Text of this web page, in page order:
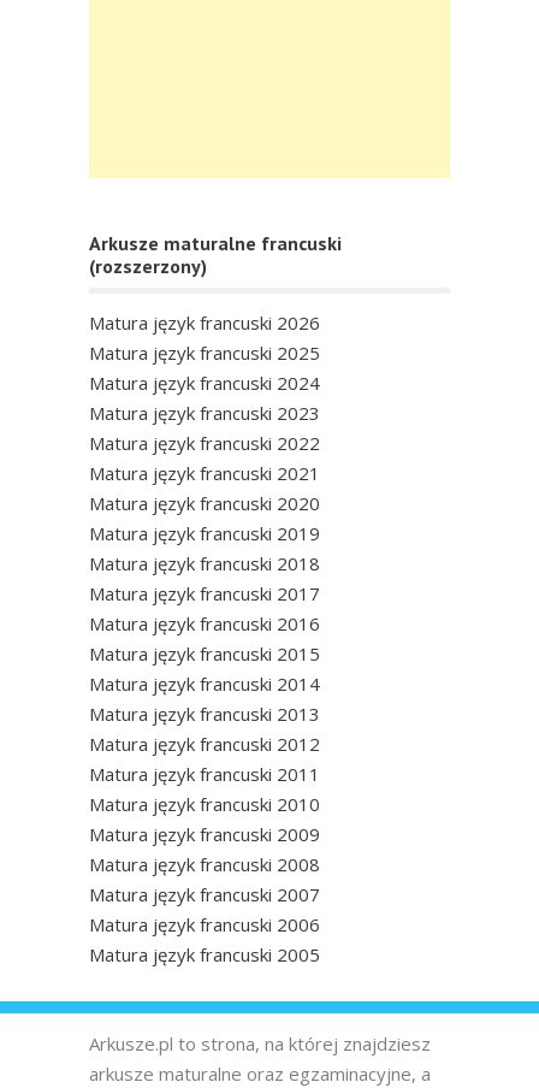
Arkusze maturalne francuski
(rozszerzony)
Matura język francuski 2026
Matura język francuski 2025
Matura język francuski 2024
Matura język francuski 2023
Matura język francuski 2022
Matura język francuski 2021
Matura język francuski 2020
Matura język francuski 2019
Matura język francuski 2018
Matura język francuski 2017
Matura język francuski 2016
Matura język francuski 2015
Matura język francuski 2014
Matura język francuski 2013
Matura język francuski 2012
Matura język francuski 2011
Matura język francuski 2010
Matura język francuski 2009
Matura język francuski 2008
Matura język francuski 2007
Matura język francuski 2006
Matura język francuski 2005
Arkusze.pl to strona, na której znajdziesz
arkusze maturalne oraz egzaminacyjne, a